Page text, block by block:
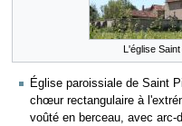
L'église
Église paroissiale de Saint
chœur rectangulaire à
voûté en berceau, avec arc-